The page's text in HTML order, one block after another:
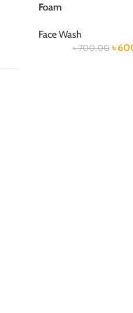
Foam
Face Wash
৳700.00 ৳